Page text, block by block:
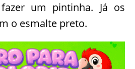
um pintinha. Já os
o esmalte preto.